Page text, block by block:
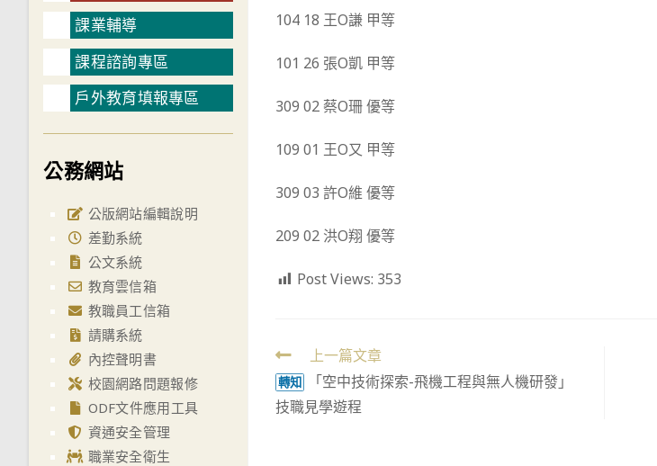
104 18 王O謙 甲等
101 26 張O凱 甲等
309 02 蔡O珊 優等
109 01 王O又 甲等
309 03 許O維 優等
209 02 洪O翔 優等
Post Views: 353
Read
more
articles
上一篇文章
轉知
「空中技術探索-飛機工程與無人機研發」
技職見學遊程
課業輔導
課程諮詢專區
戶外教育填報專區
公務網站
公版網站編輯說明
差勤系統
公文系統
教育雲信箱
教職員工信箱
請購系統
內控聲明書
校園網路問題報修
ODF文件應用工具
資通安全管理
職業安全衛生